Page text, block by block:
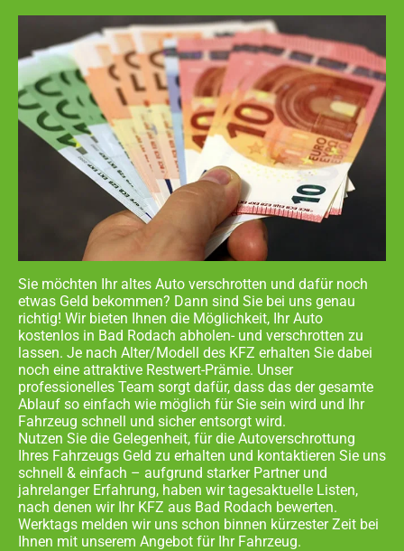
Sie möchten Ihr altes Auto verschrotten und dafür noch
etwas Geld bekommen? Dann sind Sie bei uns genau
richtig! Wir bieten Ihnen die Möglichkeit, Ihr Auto
kostenlos in Bad Rodach abholen- und verschrotten zu
lassen. Je nach Alter/Modell des KFZ erhalten Sie dabei
noch eine attraktive Restwert-Prämie. Unser
professionelles Team sorgt dafür, dass das der gesamte
Ablauf so einfach wie möglich für Sie sein wird und Ihr
Fahrzeug schnell und sicher entsorgt wird.
Nutzen Sie die Gelegenheit, für die Autoverschrottung
Ihres Fahrzeugs Geld zu erhalten und kontaktieren Sie uns
schnell & einfach – aufgrund starker Partner und
jahrelanger Erfahrung, haben wir tagesaktuelle Listen,
nach denen wir Ihr KFZ aus Bad Rodach bewerten.
Werktags melden wir uns schon binnen kürzester Zeit bei
Ihnen mit unserem Angebot für Ihr Fahrzeug.